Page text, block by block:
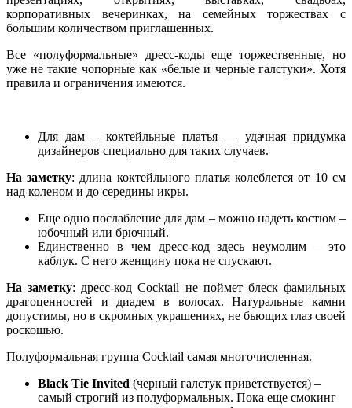
корпоративных вечеринках, на семейных торжествах с
большим количеством приглашенных.
Все «полуформальные» дресс-коды еще торжественные, но
уже не такие чопорные как «белые и черные галстуки». Хотя
правила и ограничения имеются.
Для дам – коктейльные платья — удачная придумка
дизайнеров специально для таких случаев.
На заметку: длина коктейльного платья колеблется от 10 см
над коленом и до середины икры.
Еще одно послабление для дам – можно надеть костюм –
юбочный или брючный.
Единственно в чем дресс-код здесь неумолим – это
каблук. С него женщину пока не спускают.
На заметку: дресс-код Cocktail не поймет блеск фамильных
драгоценностей и диадем в волосах. Натуральные камни
допустимы, но в скромных украшениях, не бьющих глаз своей
роскошью.
Полуформальная группа Cocktail самая многочисленная.
Black Tie Invited (черный галстук приветствуется) –
самый строгий из полуформальных. Пока еще смокинг